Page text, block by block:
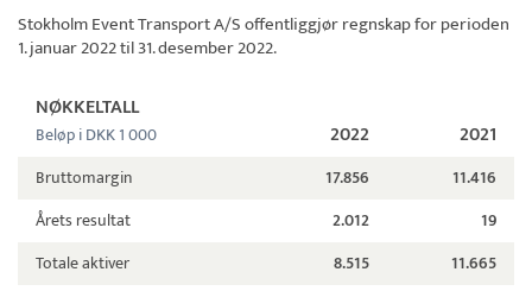
Stokholm Event Transport A/Soffentliggjør regnskap for perioden
1. januar 2022 til 31. desember 2022.
NØKKELTALL
Beløp i DKK 1 000 2022 2021
Bruttomargin 17.856
11.416
Årets resultat
2.012
19
Totale aktiver
8.515
11.665